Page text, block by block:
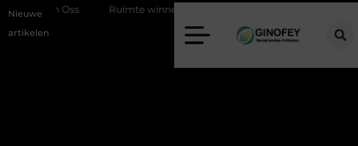
Nieuwe
artikelen
Ruimte winnen in de slaapkamer met een boxspring met